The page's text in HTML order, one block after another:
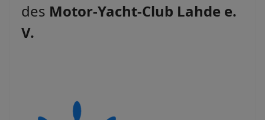
des Motor-Yacht-Club Lahde e.
V.